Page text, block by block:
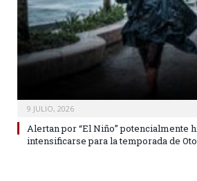
9 JULIO, 2026
Alertan por “El Niño” potencialmente
intensificarse para la temporada de